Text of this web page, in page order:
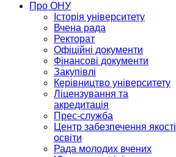
Про ОНУ
Історія університету
Вчена рада
Ректорат
Офіційні документи
Фінансові документи
Закупівлі
Керівництво університету
Ліцензування та
акредитація
Прес-служба
Центр забезпечення якості
освіти
Рада молодих вчених